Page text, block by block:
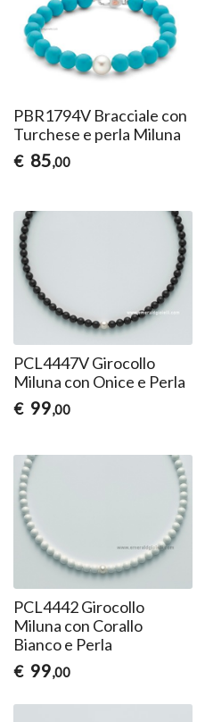
PBR1794V Bracciale con
Turchese e perla Miluna
€ 85,00
PCL4447V Girocollo
Miluna con Onice e Perla
€ 99,00
PCL4442 Girocollo
Miluna con Corallo
Bianco e Perla
€ 99,00